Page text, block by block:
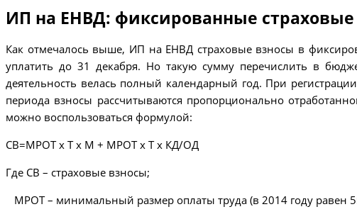
ИП на ЕНВД: фиксированные страховые
Как отмечалось выше, ИП на ЕНВД страховые взносы в
уплатить до 31 декабря. Но такую сумму перечислить в
деятельность велась полный календарный год. При
периода взносы рассчитываются пропорционально
можно воспользоваться формулой:
СВ=МРОТ х Т х М + МРОТ х Т х КД/ОД
Где СВ – страховые взносы;
МРОТ – минимальный размер оплаты труда (в 2014 году равен